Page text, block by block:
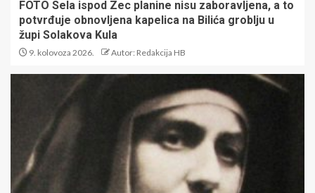
FOTO Sela ispod Zec planine nisu zaboravljena, a to
potvrđuje obnovljena kapelica na Bilića groblju u
župi Solakova Kula
9. kolovoza 2026. Autor: Redakcija HB